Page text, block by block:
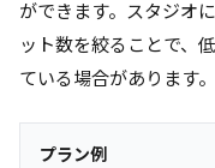
ができます。スタジオ
ット数を絞ることで、
ている場合があります。
プラン例